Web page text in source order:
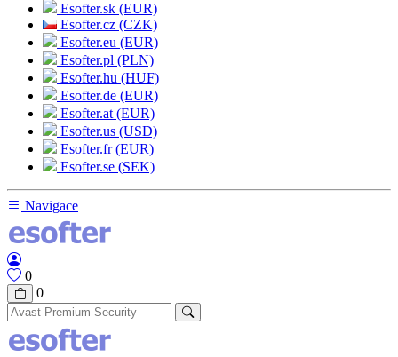
Esofter.sk (EUR)
Esofter.cz (CZK)
Esofter.eu (EUR)
Esofter.pl (PLN)
Esofter.hu (HUF)
Esofter.de (EUR)
Esofter.at (EUR)
Esofter.us (USD)
Esofter.fr (EUR)
Esofter.se (SEK)
Navigace
0
0